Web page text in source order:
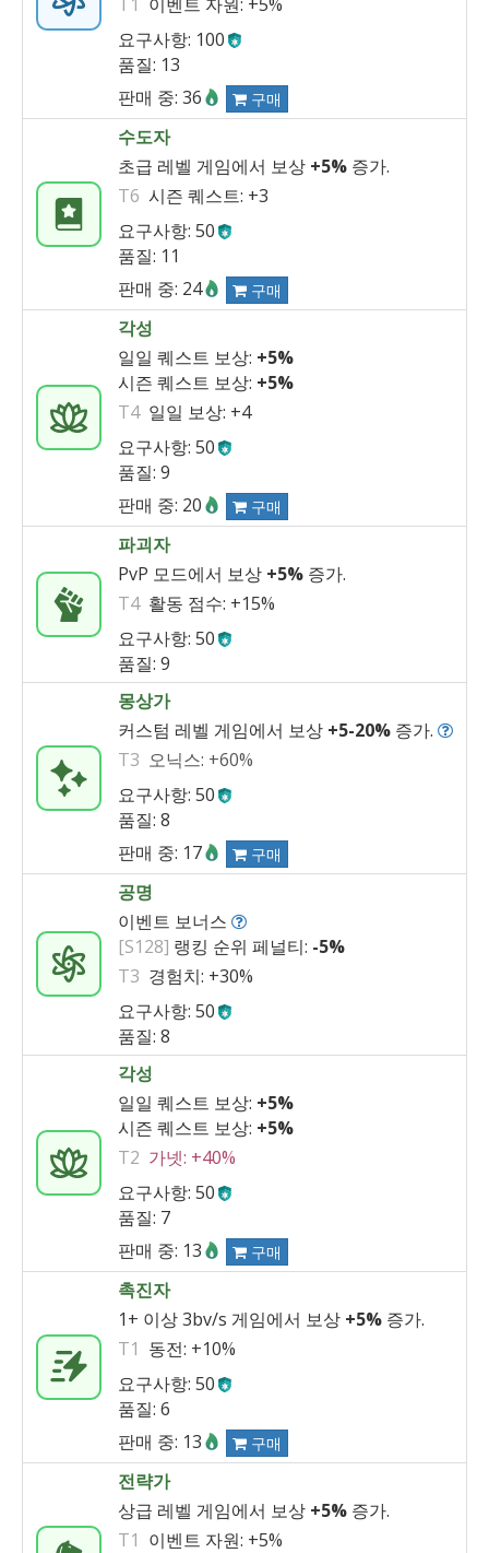
요구사항: 100
품질: 13
판매 중: 36
구매
수도자
초급 레벨 게임에서 보상 +5% 증가.
T6 시즌 퀘스트: +3
요구사항: 50
품질: 11
판매 중: 24
구매
각성
일일 퀘스트 보상: +5%
시즌 퀘스트 보상: +5%
T4 일일 보상: +4
요구사항: 50
품질: 9
판매 중: 20
구매
파괴자
PvP 모드에서 보상 +5% 증가.
T4 활동 점수: +15%
요구사항: 50
품질: 9
몽상가
커스텀 레벨 게임에서 보상 +5-20% 증가.
T3 오닉스: +60%
요구사항: 50
품질: 8
판매 중: 17
구매
공명
이벤트 보너스
[S128] 랭킹 순위 페널티: -5%
T3 경험치: +30%
요구사항: 50
품질: 8
각성
일일 퀘스트 보상: +5%
시즌 퀘스트 보상: +5%
T2 가넷: +40%
요구사항: 50
품질: 7
판매 중: 13
구매
촉진자
1+ 이상 3bv/s 게임에서 보상 +5% 증가.
T1 동전: +10%
요구사항: 50
품질: 6
판매 중: 13
구매
전략가
상급 레벨 게임에서 보상 +5% 증가.
T1 이벤트 자원: +5%